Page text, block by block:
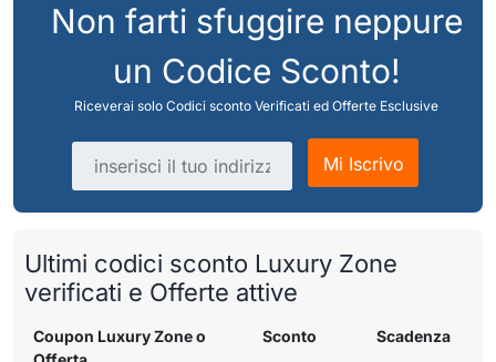
Non farti sfuggire neppure
un Codice Sconto!
Riceverai solo Codici sconto Verificati ed Offerte Esclusive
Indirizzo email
Mi Iscrivo
Ultimi codici sconto Luxury Zone
verificati e Offerte attive
Coupon Luxury Zone o
Sconto Scadenza